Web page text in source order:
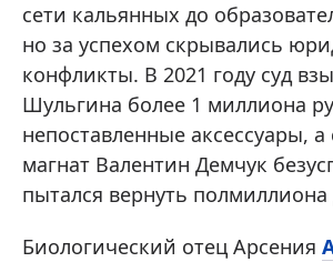
сети кальянных до
но за успехом скрывались
конфликты. В 2021 году суд
Шульгина более 1 миллиона
непоставленные аксессуары,
магнат Валентин Демчук
пытался вернуть полмиллиона
Биологический отец Арсения